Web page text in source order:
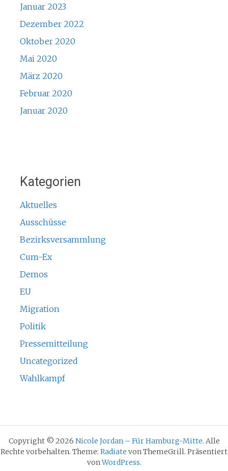
Januar 2023
Dezember 2022
Oktober 2020
Mai 2020
März 2020
Februar 2020
Januar 2020
Kategorien
Aktuelles
Ausschüsse
Bezirksversammlung
Cum-Ex
Demos
EU
Migration
Politik
Pressemitteilung
Uncategorized
Wahlkampf
Copyright © 2026 Nicole Jordan – Für Hamburg-Mitte. Alle
Rechte vorbehalten. Theme: Radiate von ThemeGrill. Präsentiert
vonWordPress.